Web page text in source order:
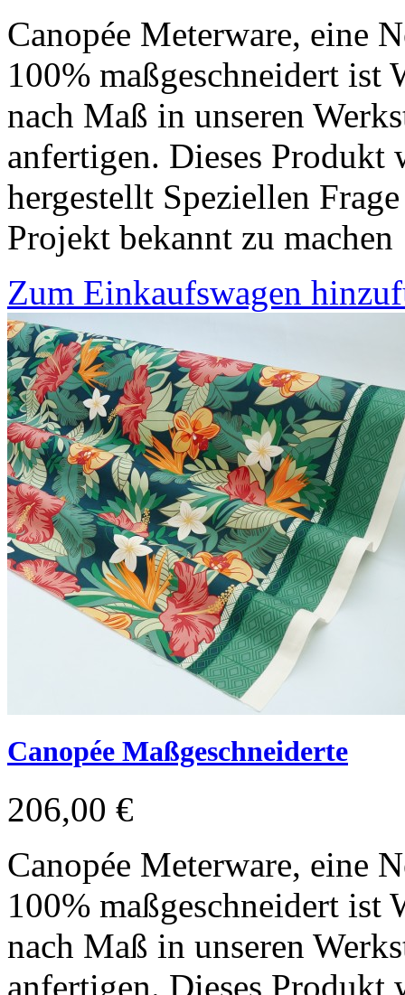
Canopée Meterware, eine
100% maßgeschneidert ist
nach Maß in unseren
anfertigen. Dieses
hergestellt Speziellen
Projekt bekannt zu machen
Zum Einkaufswagen
Canopée Maßgeschneiderte
206,00 €
Canopée Meterware, eine
100% maßgeschneidert ist
nach Maß in unseren
anfertigen. Dieses